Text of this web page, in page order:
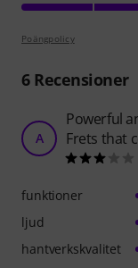
Poängpolicy
6Recensioner
A
Powerful
Frets that
funktioner
ljud
hantverkskvalitet